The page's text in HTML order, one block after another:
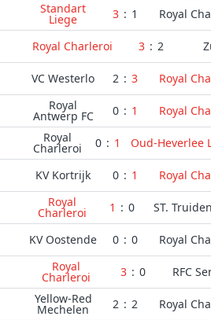
Standart
Liege 3 : 1 Royal
Royal Charleroi 3 : 2
VC Westerlo 2 : 3 Royal
Royal
Antwerp FC 0 : 1 Royal
Royal
Charleroi 0 : 1 Oud-Heverlee
KV Kortrijk 0 : 1 Royal
Royal
Charleroi 1 : 0 ST.
KV Oostende 0 : 0 Royal
Royal
Charleroi 3 : 0 RFC
Yellow-Red
Mechelen 2 : 2 Royal